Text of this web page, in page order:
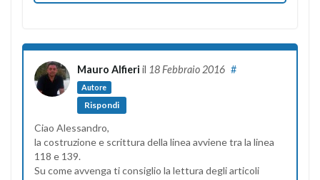
Mauro Alfieri il 18 Febbraio 2016
Autore
#
Rispondi
Ciao Alessandro,
la costruzione e scrittura della linea avviene tra la linea
118 e 139.
Su come avvenga ti consiglio la lettura degli articoli